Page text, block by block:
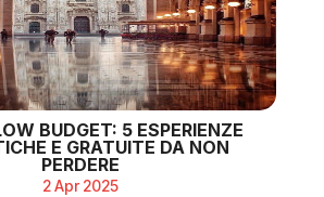
BUDGET: 5 ESPERIENZE
E GRATUITE DA NON
PERDERE
2 Apr 2025